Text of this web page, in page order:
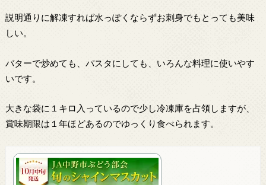
説明通りに解凍すれば水っぽくならずお刺身でもとっても美味
しい。
バターで炒めても、パスタにしても、いろんな料理に使いやす
いです。
大きな袋に１キロ入っているので少し冷凍庫を占領しますが、
賞味期限は１年ほどあるのでゆっくり食べられます。